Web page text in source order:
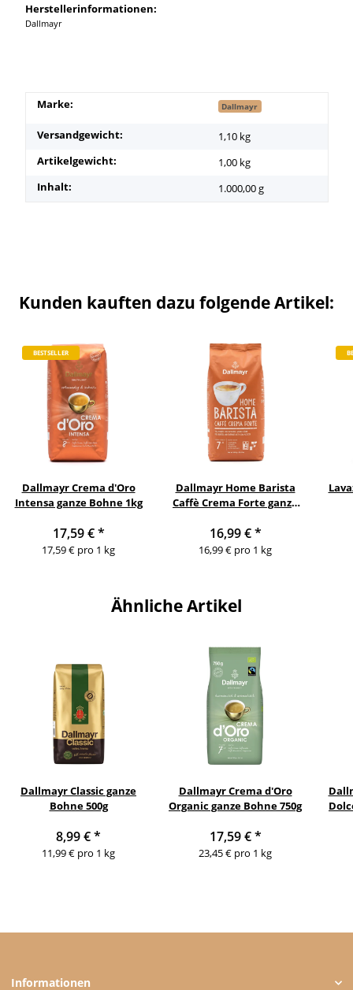
Herstellerinformationen:
Dallmayr
Marke: Dallmayr
Versandgewicht:
1,10 kg
Artikelgewicht:
1,00 kg
Inhalt:
1.000,00 g
Kunden kauften dazu folgende Artikel:
BESTSELLER
Dallmayr Crema d'Oro
Intensa ganze Bohne 1kg
17,59 €*
17,59 € pro 1 kg
Dallmayr Home Barista
Caffè Crema Forte ganze
16,99 €*
16,99 € pro 1 kg
Ähnliche Artikel
Dallmayr Classic ganze
Bohne 500g
8,99 €*
11,99 € pro 1 kg
Dallmayr Crema d'Oro
Organic ganze Bohne 750g
17,59 €*
23,45 € pro 1 kg
Informationen